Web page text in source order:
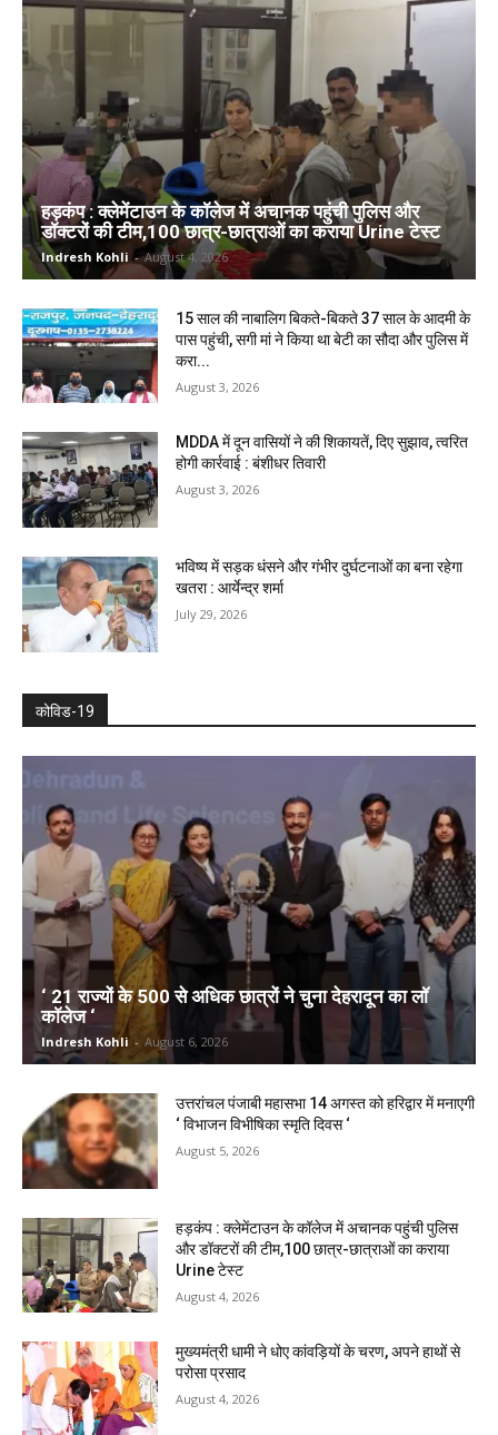
हड़कंप : क्लेमेंटाउन के कॉलेज में अचानक पहुंची पुलिस और
डॉक्टरों की टीम,100 छात्र-छात्राओं का कराया Urine टेस्ट
Indresh Kohli - August 4, 2026
15 साल की नाबालिग बिकते-बिकते 37 साल के आदमी के
पास पहुंची, सगी मां ने किया था बेटी का सौदा और पुलिस में
करा...
August 3, 2026
MDDA में दून वासियों ने की शिकायतें, दिए सुझाव, त्वरित
होगी कार्रवाई : बंशीधर तिवारी
August 3, 2026
भविष्य में सड़क धंसने और गंभीर दुर्घटनाओं का बना रहेगा
खतरा : आर्येन्द्र शर्मा
July 29, 2026
कोविड-19
‘ 21 राज्यों के 500 से अधिक छात्रों ने चुना देहरादून का लाॅ
काॅलेज ‘
Indresh Kohli - August 6, 2026
उत्तरांचल पंजाबी महासभा 14 अगस्त को हरिद्वार में मनाएगी
‘ विभाजन विभीषिका स्मृति दिवस ‘
August 5, 2026
हड़कंप : क्लेमेंटाउन के कॉलेज में अचानक पहुंची पुलिस
और डॉक्टरों की टीम,100 छात्र-छात्राओं का कराया
Urine टेस्ट
August 4, 2026
मुख्यमंत्री धामी ने धोए कांवड़ियों के चरण, अपने हाथों से
परोसा प्रसाद
August 4, 2026